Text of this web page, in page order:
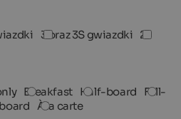
3 oraz 3S gwiazdki 2
Breakfast Half-board
Full-
À la carte